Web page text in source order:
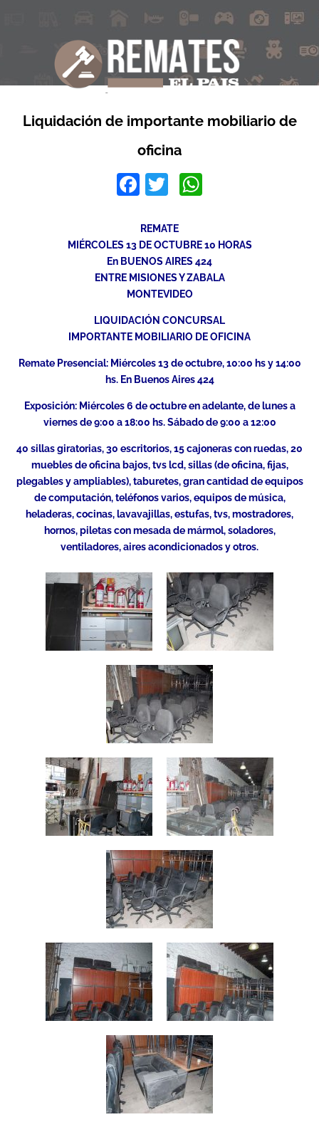
Liquidación de importante mobiliario de
oficina
Facebook
Twitter
REMATE
MIÉRCOLES 13 DE OCTUBRE 10 HORAS
En BUENOS AIRES 424
ENTRE MISIONES Y ZABALA
MONTEVIDEO
LIQUIDACIÓN CONCURSAL
IMPORTANTE MOBILIARIO DE OFICINA
Remate Presencial: Miércoles 13 de octubre, 10:00 hs y 14:00
hs. En Buenos Aires 424
Exposición: Miércoles 6 de octubre en adelante, de lunes a
viernes de 9:00 a 18:00 hs. Sábado de 9:00 a 12:00
40 sillas giratorias, 30 escritorios, 15 cajoneras con ruedas, 20
muebles de oficina bajos, tvs lcd, sillas (de oficina, fijas,
plegables y ampliables), taburetes, gran cantidad de equipos
de computación, teléfonos varios, equipos de música,
heladeras, cocinas, lavavajillas, estufas, tvs, mostradores,
hornos, piletas con mesada de mármol, soladores,
ventiladores, aires acondicionados y otros.